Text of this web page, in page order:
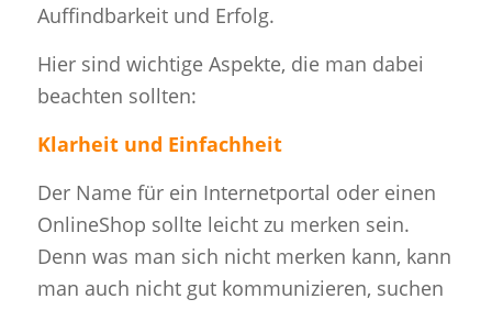
Auffindbarkeit und Erfolg.
Hier sind wichtige Aspekte, die man dabei
beachten sollten:
Klarheit und Einfachheit
Der Name für ein Internetportal oder einen
OnlineShop sollte leicht zu merken sein.
Denn was man sich nicht merken kann, kann
man auch nicht gut kommunizieren, suchen